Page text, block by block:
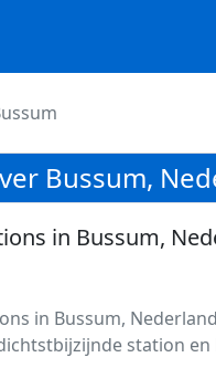
Bussum,
in Bussum,
in Bussum,
station